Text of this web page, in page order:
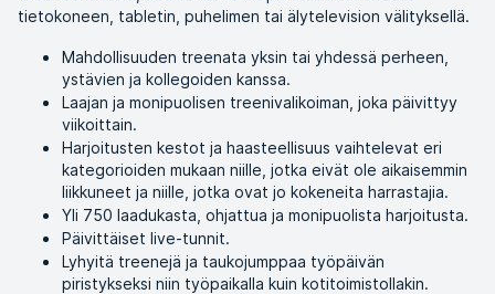
tietokoneen, tabletin, puhelimen tai älytelevision välityksellä.
Mahdollisuuden treenata yksin tai yhdessä perheen,
ystävien ja kollegoiden kanssa.
Laajan ja monipuolisen treenivalikoiman, joka päivittyy
viikoittain.
Harjoitusten kestot ja haasteellisuus vaihtelevat eri
kategorioiden mukaan niille, jotka eivät ole aikaisemmin
liikkuneet ja niille, jotka ovat jo kokeneita harrastajia.
Yli 750 laadukasta, ohjattua ja monipuolista harjoitusta.
Päivittäiset live-tunnit.
Lyhyitä treenejä ja taukojumppaa työpäivän
piristykseksi niin työpaikalla kuin kotitoimistollakin.